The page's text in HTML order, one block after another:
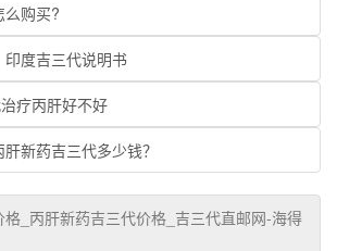
么购买?
度吉三代说明书
疗丙肝好不好
新药吉三代多少钱？
格_丙肝新药吉三代价格_吉三代直邮网-海得